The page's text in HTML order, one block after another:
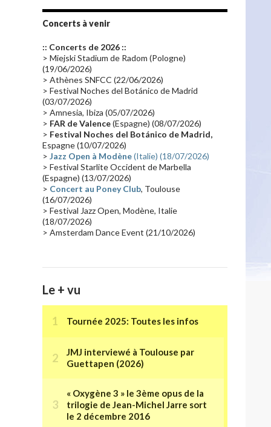
Promo 2019
Emissions 2010 Disques rares
Synthé 70's(20)
Claviériste(19) Groupe de Recherche Musicale
France 2 (18)
Critique(17) Coffret(17) Chronologie(16)
Passages radio(16)
Synthé 80's(16) Les concerts en Chine (16)
Cinéma(16) Houston
Synthé Roland Belgique
Récompense(14) Collaborations 70's(14)
Astronomie(14) France Inter(14)
Concerts à venir
:: Concerts de 2026 ::
> Miejski Stadium de Radom (Pologne)
(19/06/2026)
> Athènes SNFCC (22/06/2026)
> Festival Noches del Botánico de Madrid
(03/07/2026)
> Amnesia, Ibiza (05/07/2026)
> FAR de Valence(Espagne) (08/07/2026)
> Festival Noches del Botánico de Madrid,
Espagne (10/07/2026)
> Jazz Open à Modène(Italie) (18/07/2026)
> Festival Starlite Occident de Marbella
(Espagne) (13/07/2026)
> Concert au Poney Club, Toulouse
(16/07/2026)
> Festival Jazz Open, Modène, Italie
(18/07/2026)
> Amsterdam Dance Event (21/10/2026)
Le + vu